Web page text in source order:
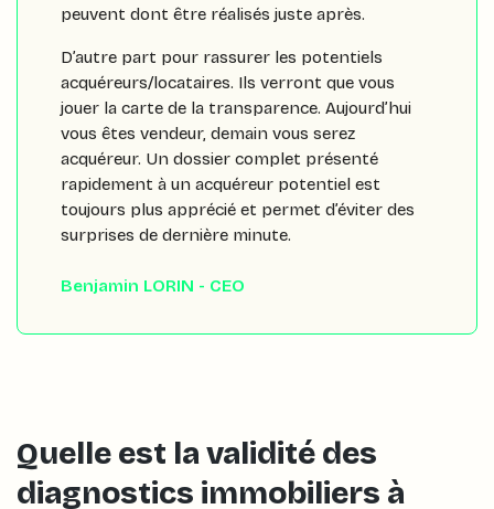
peuvent dont être réalisés juste après.
D’autre part pour rassurer les potentiels
acquéreurs/locataires. Ils verront que vous
jouer la carte de la transparence. Aujourd’hui
vous êtes vendeur, demain vous serez
acquéreur. Un dossier complet présenté
rapidement à un acquéreur potentiel est
toujours plus apprécié et permet d’éviter des
surprises de dernière minute.
Benjamin LORIN - CEO
Quelle est la validité des
diagnostics immobiliers à